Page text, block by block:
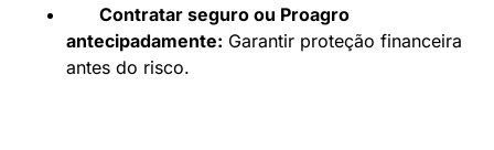
Contratar seguro ou Proagro
antecipadamente: Garantir proteção financeira
antes do risco.